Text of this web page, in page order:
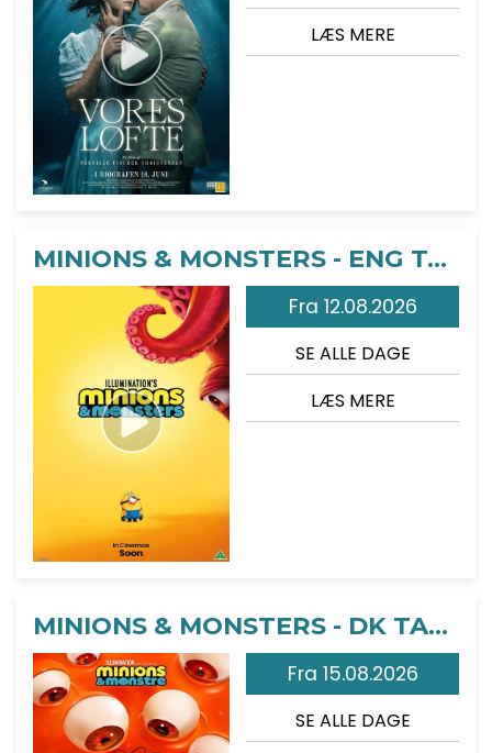
LÆS MERE
MINIONS & MONSTERS - ENG TALE
Fra 12.08.2026
SE ALLE DAGE
LÆS MERE
MINIONS & MONSTERS - DK TALE
Fra 15.08.2026
SE ALLE DAGE